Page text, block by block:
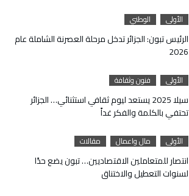
الأولى الوطني
الرئيس تبون: الجزائر تدخل مرحلة العصرنة الشاملة عام
2026
الأولى فنون وثقافة
سيلا 2025 يستعد ليوم ثقافي استثنائي… الجزائر
تحتفي بالكلمة والفكر غداً
الأولى مال واعمال مقالات
انتصار للمتعاملين الاقتصاديين… تبون يضع حدًا
لسنوات التعطيل والاختناق